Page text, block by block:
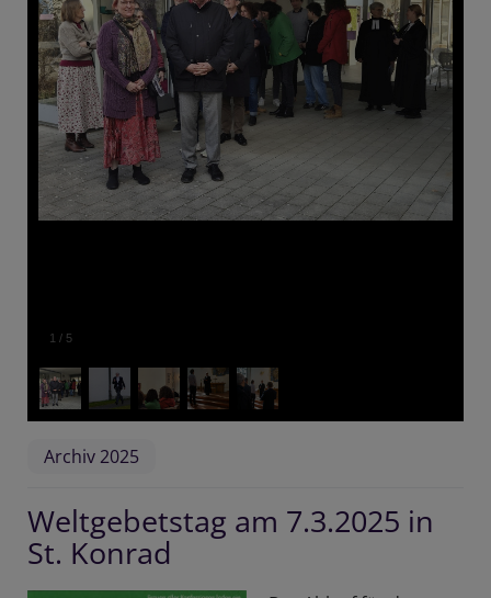
1 / 5
Archiv 2025
Weltgebetstag am 7.3.2025 in
St. Konrad